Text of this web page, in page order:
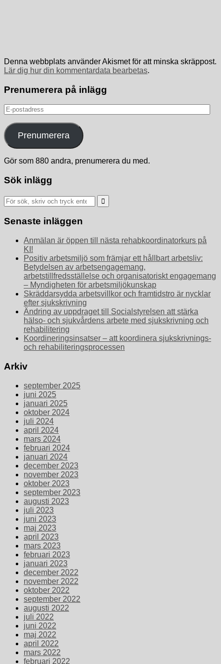
Denna webbplats använder Akismet för att minska skräppost.
Lär dig hur din kommentardata bearbetas.
Prenumerera på inlägg
E-
postadress
Prenumerera
Gör som 880 andra, prenumerera du med.
Sök inlägg
Sök
efter:
Senaste inläggen
Anmälan är öppen till nästa rehabkoordinatorkurs på
KI!
Positiv arbetsmiljö som främjar ett hållbart arbetsliv:
Betydelsen av arbetsengagemang,
arbetstillfredsställelse och organisatoriskt engagemang
– Myndigheten för arbetsmiljökunskap
Skräddarsydda arbetsvillkor och framtidstro är nycklar
efter sjukskrivning
Ändring av uppdraget till Socialstyrelsen att stärka
hälso- och sjukvårdens arbete med sjukskrivning och
rehabilitering
Koordineringsinsatser – att koordinera sjukskrivnings-
och rehabiliteringsprocessen
Arkiv
september 2025
juni 2025
januari 2025
oktober 2024
juli 2024
april 2024
mars 2024
februari 2024
januari 2024
december 2023
november 2023
oktober 2023
september 2023
augusti 2023
juli 2023
juni 2023
maj 2023
april 2023
mars 2023
februari 2023
januari 2023
december 2022
november 2022
oktober 2022
september 2022
augusti 2022
juli 2022
juni 2022
maj 2022
april 2022
mars 2022
februari 2022